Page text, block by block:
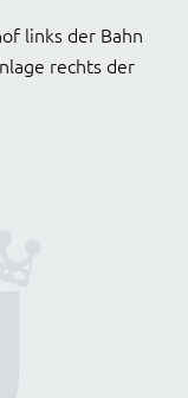
links der Bahn
rechts der